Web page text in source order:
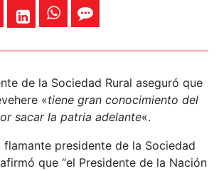
de la Sociedad Rural aseguró que
«tiene gran conocimiento del
sacar la patria adelante«.
flamante presidente de la Sociedad
que “el Presidente de la Nación